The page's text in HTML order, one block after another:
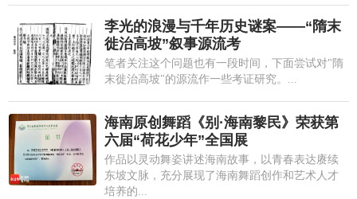
李光的浪漫与千年历史谜案——“隋末
徙治高坡”叙事源流考
笔者关注这个问题也有一段时间，下面尝试对"隋
末徙治高坡"的源流作一些考证研究。...
海南原创舞蹈《别·海南黎民》荣获第
六届“荷花少年”全国展
作品以灵动舞姿讲述海南故事，以青春表达赓续
东坡文脉，充分展现了海南舞蹈创作和艺术人才
培养的...